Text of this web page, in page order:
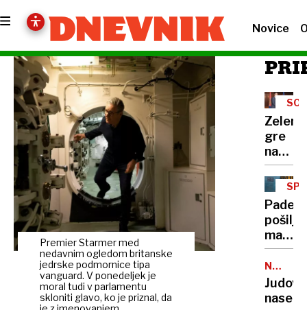
Novice
Premier Starmer med
nedavnim ogledom britanske
jedrske podmornice tipa
vanguard. V ponedeljek je
moral tudi v parlamentu
skloniti glavo, ko je priznal, da
gre
na
obisk
k
Vučiću:
"To
je
udarec
obraz
Padec
pošiljk
malih
novi
stroški
že